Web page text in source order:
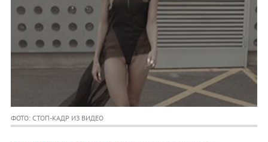
ФОТО: СТОП-КАДР ИЗ ВИДЕО